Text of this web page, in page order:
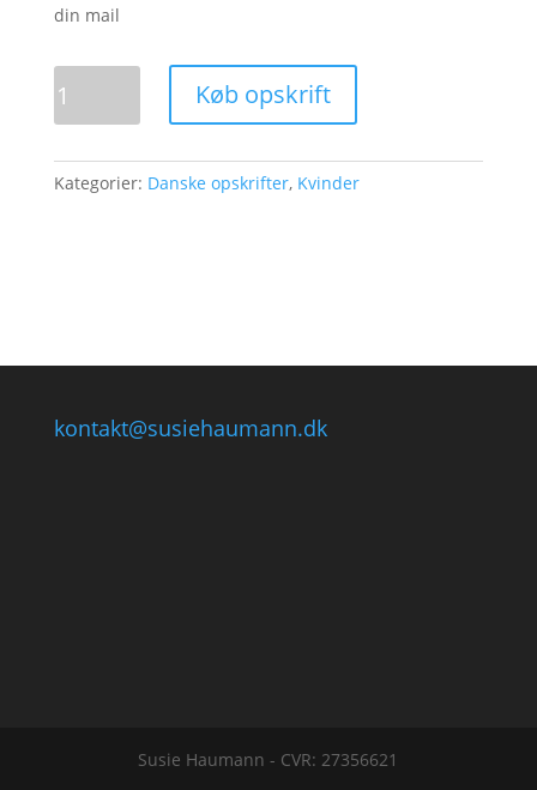
din mail
antal
Køb opskrift
Kategorier: Danske opskrifter, Kvinder
kontakt@susiehaumann.dk
Susie Haumann - CVR: 27356621